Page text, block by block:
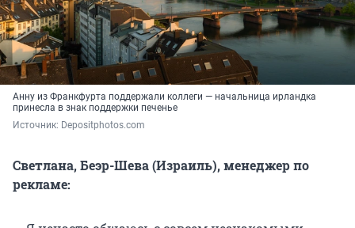
Анну из Франкфурта поддержали коллеги — начальница ирландка
принесла в знак поддержки печенье
Источник: Depositphotos.com
Светлана, Беэр-Шева (Израиль), менеджер по
рекламе: